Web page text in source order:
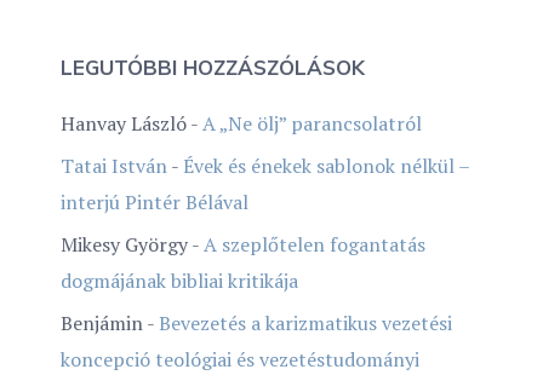
LEGUTÓBBI HOZZÁSZÓLÁSOK
Hanvay László-A „Ne ölj” parancsolatról
Tatai István- Évek és énekek sablonok nélkül –
interjú Pintér Bélával
Mikesy György-A szeplőtelen fogantatás
dogmájának bibliai kritikája
Benjámin-Bevezetés a karizmatikus vezetési
koncepció teológiai és vezetéstudományi